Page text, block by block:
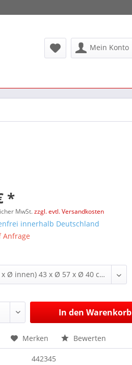
Mein Konto
*
MwSt.zzgl. evtl. Versandkosten
innerhalb Deutschland
Anfrage
In den Warenkorb
Merken Bewerten
442345